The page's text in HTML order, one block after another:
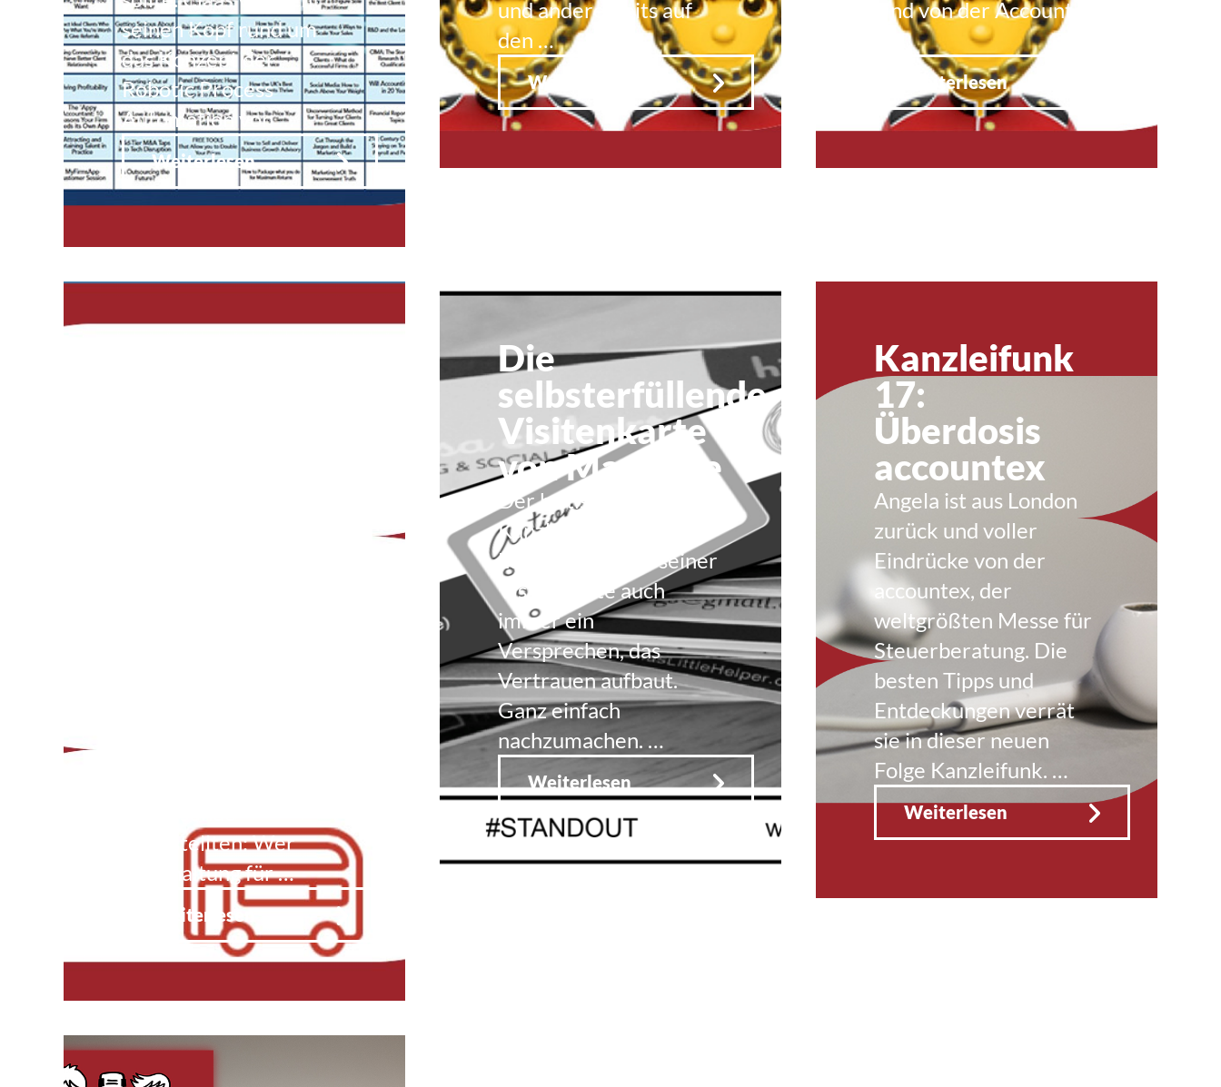
seinen Kopf rund um
das Konzept der
Robotic Process
Automation von …
Weiterlesen
und andererseits auf
den …
Weiterlesen
Und von der Accountex
in …
Weiterlesen
Angestellten: Wer
Buchhaltung für …
Weiterlesen
Die
selbsterfüllende
Visitenkarte
von Mark Lee
Der britische
Kanzleiberater Mark
Lee übergibt mit seiner
Visitenkarte auch
immer ein
Versprechen, das
Vertrauen aufbaut.
Ganz einfach
nachzumachen. …
Weiterlesen
Kanzleifunk
17:
Überdosis
accountex
Angela ist aus London
zurück und voller
Eindrücke von der
accountex, der
weltgrößten Messe für
Steuerberatung. Die
besten Tipps und
Entdeckungen verrät
sie in dieser neuen
Folge Kanzleifunk. …
Weiterlesen